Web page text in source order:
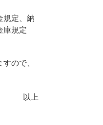
規定、納
庫規定
ので、
以上